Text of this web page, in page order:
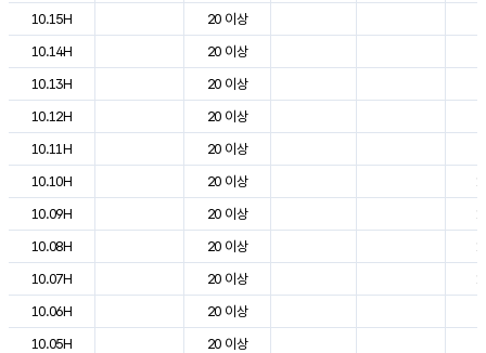
10.15H
20 이상
10.14H
20 이상
10.13H
20 이상
10.12H
20 이상
10.11H
20 이상
10.10H
20 이상
10.09H
20 이상
10.08H
20 이상
10.07H
20 이상
10.06H
20 이상
10.05H
20 이상